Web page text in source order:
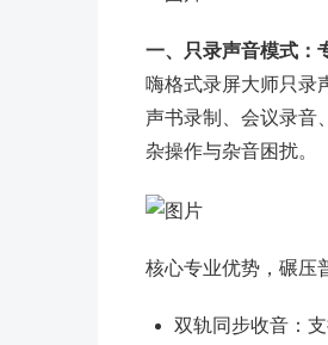
一、只录声音模式：
嗨格式录屏大师只录
声书录制、会议录音
杂操作与杂音困扰。
核心专业优势，碾压
双轨同步收音：